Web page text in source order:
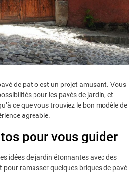
de patio est un projet amusant. Vous
pour les pavés de jardin, et
ce que vous trouviez le bon modèle de
agréable.
pour vous guider
idées de jardin étonnantes avec des
pour ramasser quelques briques de pavé